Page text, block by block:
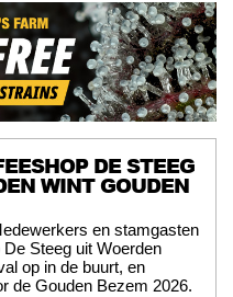
DE STEEG
WINT GOUDEN
en stamgasten
Steeg uit Woerden
op in de buurt, en
de Gouden Bezem 2026.